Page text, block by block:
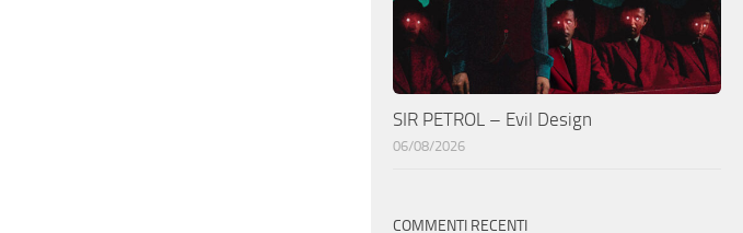
SIR PETROL – Evil Design
06/08/2026
COMMENTI RECENTI